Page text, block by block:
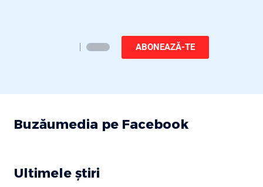
ABONEAZĂ-TE
Buzăumedia pe Facebook
Ultimele știri